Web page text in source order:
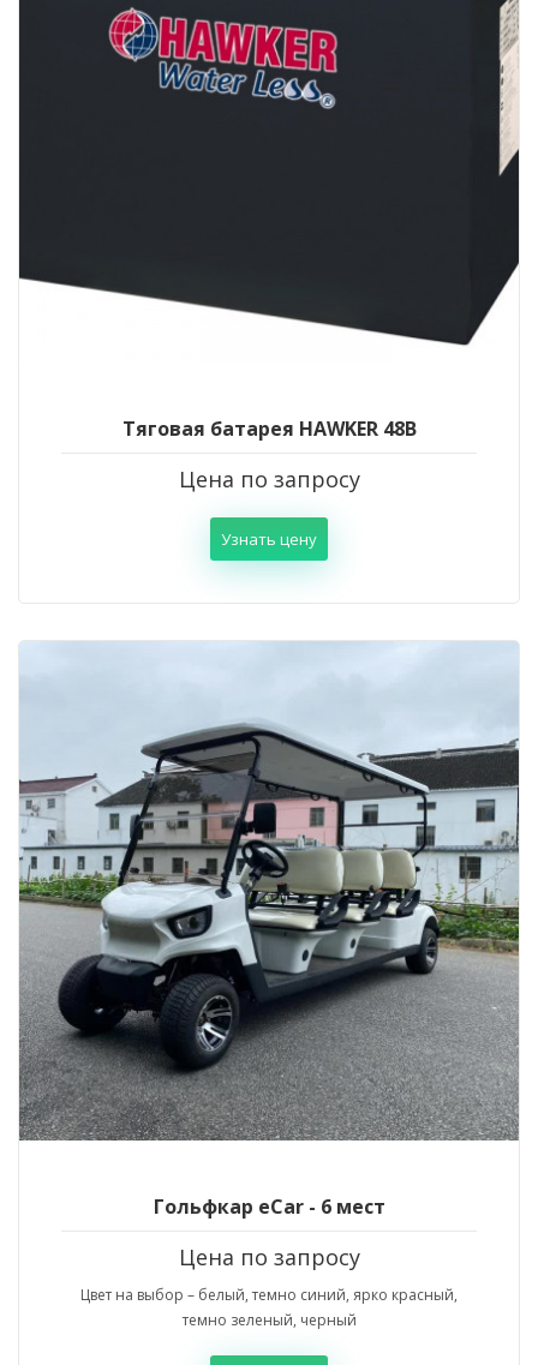
Тяговая батарея HAWKER 48В
Цена по запросу
Узнать цену
Гольфкар eCar - 6 мест
Цена по запросу
Цвет на выбор – белый, темно синий, ярко красный,
темно зеленый, черный